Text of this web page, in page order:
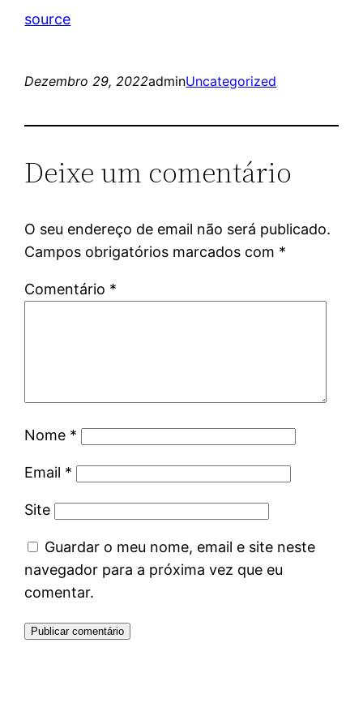
source
Dezembro 29, 2022adminUncategorized
Deixe um comentário
O seu endereço de email não será publicado.
Campos obrigatórios marcados com *
Comentário *
Nome *
Email *
Site
Guardar o meu nome, email e site neste
navegador para a próxima vez que eu
comentar.